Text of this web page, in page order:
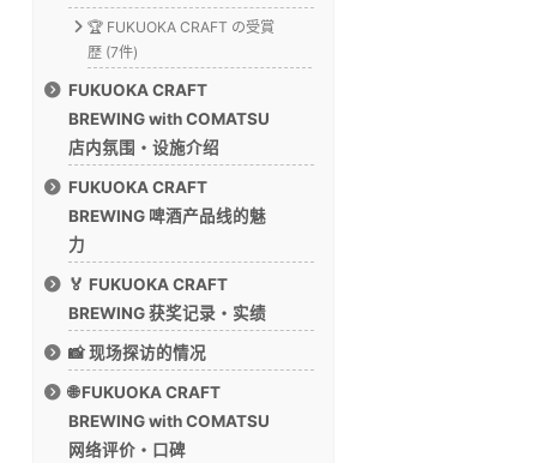
🏆 FUKUOKA CRAFT の受賞
歴 (7件)
FUKUOKA CRAFT
BREWING with COMATSU
店内氛围・设施介绍
FUKUOKA CRAFT
BREWING 啤酒产品线的魅
力
🏅 FUKUOKA CRAFT
BREWING 获奖记录・实绩
📸 现场探访的情况
🌐 FUKUOKA CRAFT
BREWING with COMATSU
网络评价・口碑